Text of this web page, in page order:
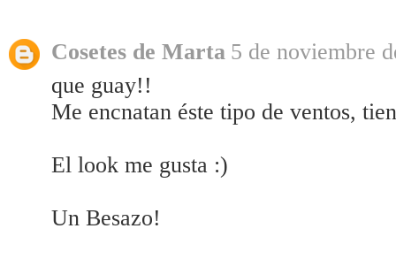
Cosetes de Marta 5 de noviembre
que guay!!
Me encnatan éste tipo de ventos,
El look me gusta :)
Un Besazo!